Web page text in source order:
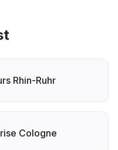
Rhin-Ruhr
Cologne